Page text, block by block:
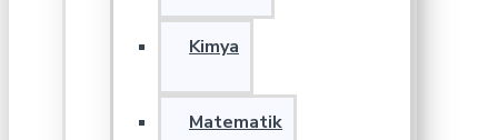
Kimya
Matematik